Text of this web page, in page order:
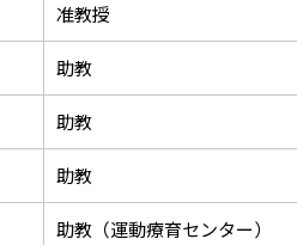
准教授
助教
助教
助教
助教（運動療育センター）